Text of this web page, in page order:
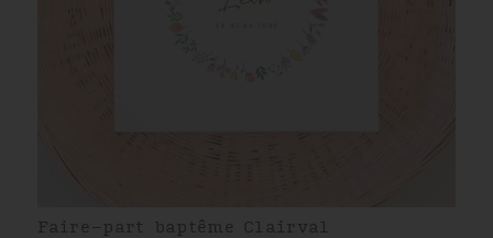
Faire-part baptême Clairval